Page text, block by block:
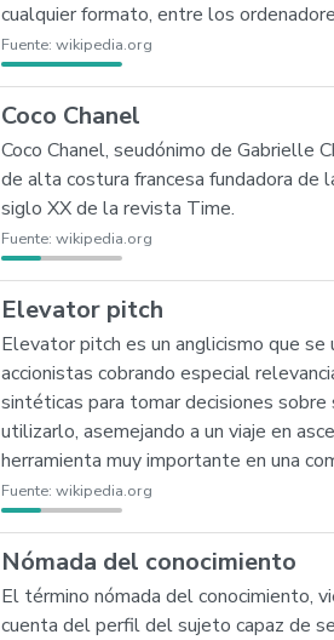
cualquier formato, entre los
Fuente: wikipedia.org
Coco Chanel
Coco Chanel, seudónimo de Gabrielle
de alta costura francesa fundadora de
siglo XX de la revista Time.
Fuente: wikipedia.org
Elevator pitch
Elevator pitch es un anglicismo que
accionistas cobrando especial
sintéticas para tomar decisiones
utilizarlo, asemejando a un viaje en
herramienta muy importante en una
Fuente: wikipedia.org
Nómada del conocimiento
El término nómada del conocimiento,
cuenta del perfil del sujeto capaz de